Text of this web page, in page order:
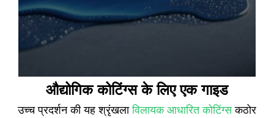
------------------------------------------
औद्योगिक कोटिंग्स के लिए एक गाइड
उच्च प्रदर्शन की यह श्रृंखलाविलायक आधारित कोटिंग्सकठोर